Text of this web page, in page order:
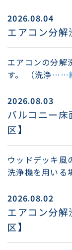
2026.08.04
エアコン分解
エアコンの分解
す。 （洗浄……
2026.08.03
バルコニー
区】
ウッドデッキ風
洗浄機を用いる
2026.08.02
エアコン分
区】